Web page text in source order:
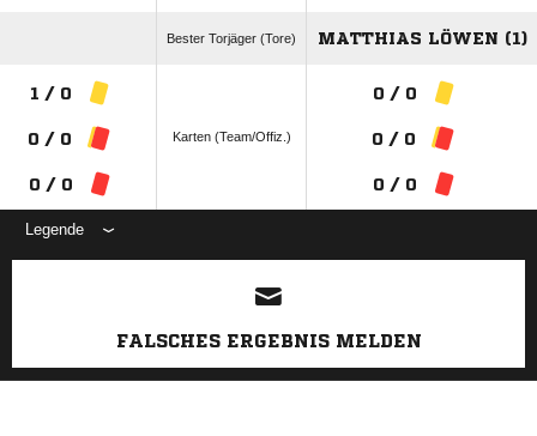
Bester Torjäger (Tore) MATTHIAS LÖWEN (1)
1 / 0
0 / 0
0 / 0
Karten (Team/Offiz.)
0 / 0
0 / 0
0 / 0
Legende
ANZEIGE
FALSCHES ERGEBNIS MELDEN